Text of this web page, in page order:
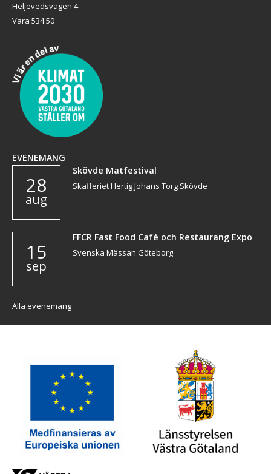
Heljevedsvägen 4
Vara 534 50
EVENEMANG
28
aug
Skövde Matfestival
Skafferiet Hertig Johans Torg Skövde
15
sep
FFCR Fast Food Café och Restaurang Expo
Svenska Mässan Göteborg
Alla evenemang